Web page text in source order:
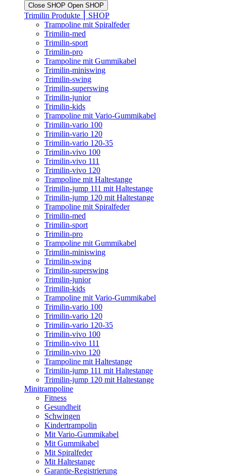
Close SHOP Open SHOP
Trimilin Produkte ⎮ SHOP
Trampoline mit Spiralfeder
Trimilin-med
Trimilin-sport
Trimilin-pro
Trampoline mit Gummikabel
Trimilin-miniswing
Trimilin-swing
Trimilin-superswing
Trimilin-junior
Trimilin-kids
Trampoline mit Vario-Gummikabel
Trimilin-vario 100
Trimilin-vario 120
Trimilin-vario 120-35
Trimilin-vivo 100
Trimilin-vivo 111
Trimilin-vivo 120
Trampoline mit Haltestange
Trimilin-jump 111 mit Haltestange
Trimilin-jump 120 mit Haltestange
Trampoline mit Spiralfeder
Trimilin-med
Trimilin-sport
Trimilin-pro
Trampoline mit Gummikabel
Trimilin-miniswing
Trimilin-swing
Trimilin-superswing
Trimilin-junior
Trimilin-kids
Trampoline mit Vario-Gummikabel
Trimilin-vario 100
Trimilin-vario 120
Trimilin-vario 120-35
Trimilin-vivo 100
Trimilin-vivo 111
Trimilin-vivo 120
Trampoline mit Haltestange
Trimilin-jump 111 mit Haltestange
Trimilin-jump 120 mit Haltestange
Minitrampoline
Fitness
Gesundheit
Schwingen
Kindertrampolin
Mit Vario-Gummikabel
Mit Gummikabel
Mit Spiralfeder
Mit Haltestange
Garantie-Registrierung